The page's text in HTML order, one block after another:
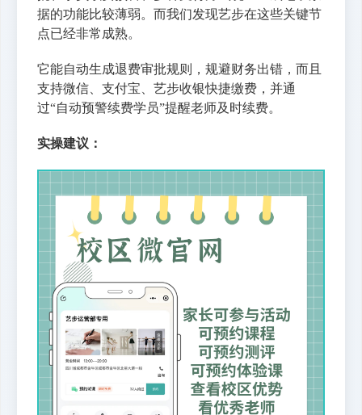
据的功能比较薄弱。而我们发现艺步在这些关键节
点已经非常成熟。
它能自动生成退费审批规则，规避财务出错，而且
支持微信、支付宝、艺步收银快捷缴费，并通
过“自动预警续费学员”提醒老师及时续费。
实操建议：